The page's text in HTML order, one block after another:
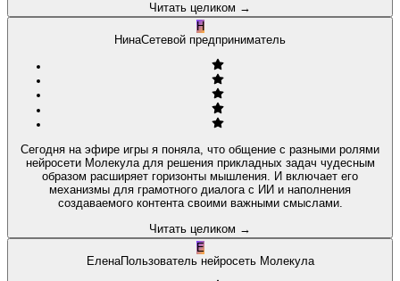
Читать целиком →
Н
НинаСетевой предприниматель
Сегодня на эфире игры я поняла, что общение с разными ролями
нейросети Молекула для решения прикладных задач чудесным
образом расширяет горизонты мышления. И включает его
механизмы для грамотного диалога с ИИ и наполнения
создаваемого контента своими важными смыслами.
Читать целиком →
Е
ЕленаПользователь нейросеть Молекула